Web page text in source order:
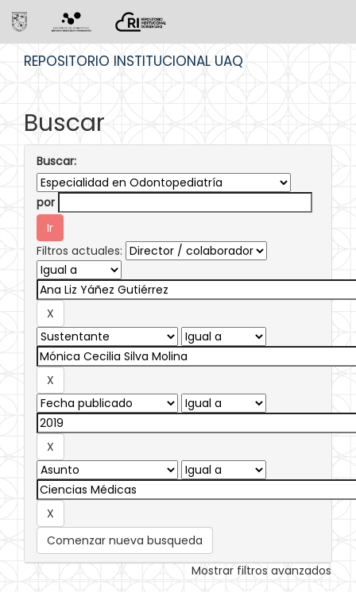
REPOSITORIO INSTITUCIONAL UAQ
Buscar
Buscar:
por
Filtros actuales:
Comenzar nueva busqueda
Mostrar filtros avanzados